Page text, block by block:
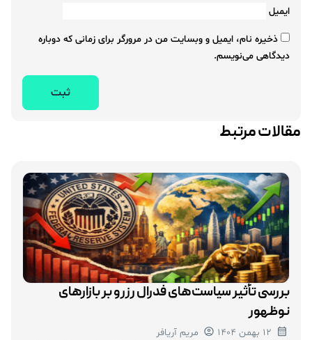
ایمیل
ذخیره نام، ایمیل و وبسایت من در مرورگر برای زمانی که دوباره
دیدگاهی می‌نویسم.
مقالات مرتبط
بررسی تأثیر سیاست‌های فدرال رزرو بر بازارهای
نوظهور
12 بهمن 1404 مریم آریافر